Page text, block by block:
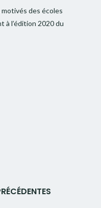
des écoles
à l’édition 2020 du